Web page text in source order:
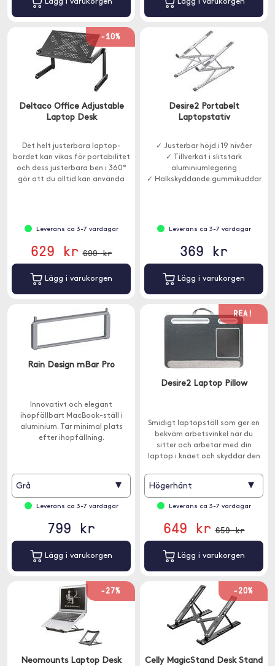
-10%
Deltaco Office Adjustable
Laptop Desk
Det helt justerbara laptop-
bordet kan vikas för portabilitet
och dess justerbara ben i 360°
gör att du alltid kan använda
Leverans ca 3-7 vardagar
629 kr 699 kr
Lägg i varukorgen
Desire2 Portabelt
Laptopstativ
✓ Justerbar höjd i 19 nivåer
✓ Tillverkat i slitstark
aluminiumlegering
✓ Halkskyddande gummikuddar
Leverans ca 3-7 vardagar
369 kr
Lägg i varukorgen
Rain Design mBar Pro
Innovativt och elegant
ihopfällbart MacBook-ställ i
aluminium. Tar minimal plats
efter ihopfällning.
Grå ▾
Leverans ca 3-7 vardagar
799 kr
Lägg i varukorgen
REA!
Desire2 Laptop Pillow
Smidigt laptopställ som ger en
bekväm arbetsvinkel när du
sitter och arbetar med din
laptop i knäet och skyddar den
Högerhänt ▾
Leverans ca 3-7 vardagar
649 kr 659 kr
Lägg i varukorgen
-27%
Neomounts Laptop Desk
-20%
Celly MagicStand Desk Stand